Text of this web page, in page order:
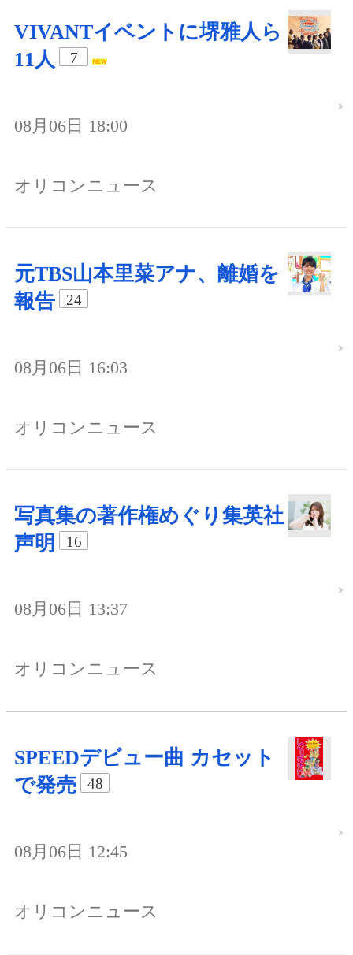
VIVANTイベントに堺雅人ら
11人
7
08月06日 18:00
オリコンニュース
元TBS山本里菜アナ、離婚を
報告
24
08月06日 16:03
オリコンニュース
写真集の著作権めぐり集英社
声明
16
08月06日 13:37
オリコンニュース
SPEEDデビュー曲 カセット
で発売
48
08月06日 12:45
オリコンニュース